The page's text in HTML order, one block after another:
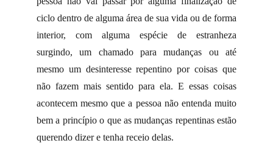
ciclo dentro de alguma área de sua vida ou de forma
interior, com alguma espécie de estranheza
surgindo, um chamado para mudanças ou até
mesmo um desinteresse repentino por coisas que
não fazem mais sentido para ela. E essas coisas
acontecem mesmo que a pessoa não entenda muito
bem a princípio o que as mudanças repentinas estão
querendo dizer e tenha receio delas.